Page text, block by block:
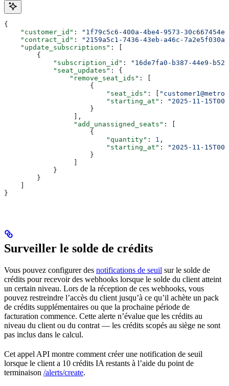
{
    "customer_id"
:
"1f79c5c6-400a-4be4-9573-
    "contract_id"
:
"2159a5c1-7436-43eb-a46c-
    "update_subscriptions"
: [
        {
            "subscription_id"
:
"16de7fa0-b387-44e9-
            "seat_updates"
: {
                "remove_seat_ids"
: [
                     {
                         "seat_ids"
: [
                         "starting_at"
:
"2025-11-
                     }
                 ],
                 "add_unassigned_seats"
: [
                     {
                         "quantity"
: 1 ,
                         "starting_at"
:
"2025-11-
                     }
            }
        }
}
Surveiller le solde de crédits
Vous pouvez configurer des notifications de seuil sur le solde de
crédits pour recevoir des webhooks lorsque le solde du client atteint
un certain niveau. Lors de la réception de ces webhooks, vous
pouvez restreindre l’accès du client jusqu’à ce qu’il achète un pack
de crédits supplémentaires ou que la prochaine période de
facturation commence. Cette alerte n’évalue que les crédits au
niveau du client ou du contrat — les crédits scopés au siège ne sont
pas inclus dans le calcul.
Cet appel API montre comment créer une notification de seuil
lorsque le client a 10 crédits IA restants à l’aide du point de
terminaison /alerts/create.